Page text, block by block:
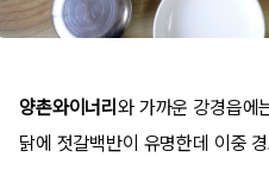
양촌와이너리와 가까운 강경읍에
닭에 젓갈백반이 유명한데 이중